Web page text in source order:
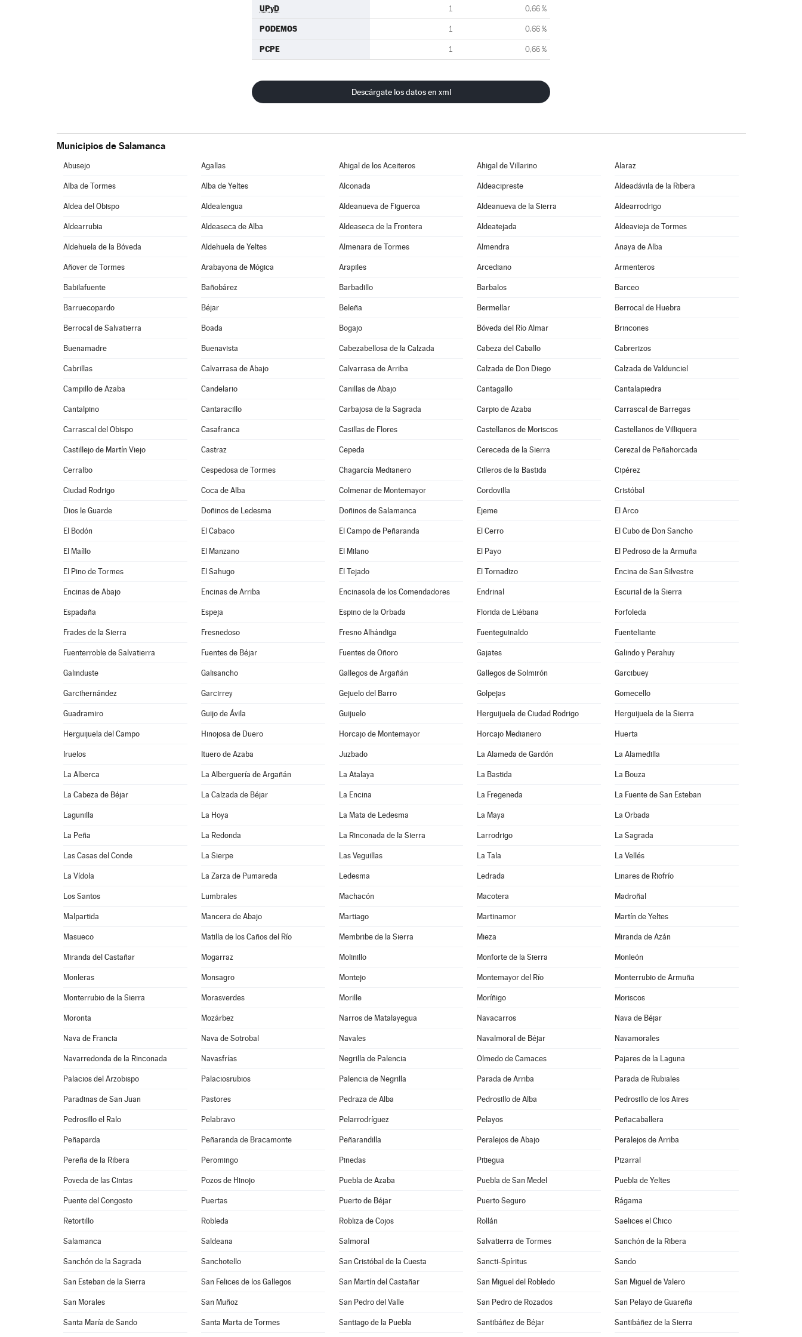
UPyD 1 0,66 %
PODEMOS 1 0,66 %
PCPE 1 0,66 %
Descárgate los datos en xml
Municipios de Salamanca
Abusejo Agallas Ahigal de los Aceiteros Ahigal de Villarino Alaraz
Alba de Tormes Alba de Yeltes Alconada Aldeacipreste Aldeadávila de la Ribera
Aldea del Obispo Aldealengua Aldeanueva de Figueroa Aldeanueva de la Sierra Aldearrodrigo
Aldearrubia Aldeaseca de Alba Aldeaseca de la Frontera Aldeatejada Aldeavieja de Tormes
Aldehuela de la Bóveda Aldehuela de Yeltes Almenara de Tormes Almendra Anaya de Alba
Añover de Tormes Arabayona de Mógica Arapiles Arcediano Armenteros
Babilafuente Bañobárez Barbadillo Barbalos Barceo
Barruecopardo Béjar Beleña Bermellar Berrocal de Huebra
Berrocal de Salvatierra Boada Bogajo Bóveda del Río Almar Brincones
Buenamadre Buenavista Cabezabellosa de la Calzada Cabeza del Caballo Cabrerizos
Cabrillas Calvarrasa de Abajo Calvarrasa de Arriba Calzada de Don Diego Calzada de Valdunciel
Campillo de Azaba Candelario Canillas de Abajo Cantagallo Cantalapiedra
Cantalpino Cantaracillo Carbajosa de la Sagrada Carpio de Azaba Carrascal de Barregas
Carrascal del Obispo Casafranca Casillas de Flores Castellanos de Moriscos Castellanos de Villiquera
Castillejo de Martín Viejo Castraz Cepeda Cereceda de la Sierra Cerezal de Peñahorcada
Cerralbo Cespedosa de Tormes Chagarcía Medianero Cilleros de la Bastida Cipérez
Ciudad Rodrigo Coca de Alba Colmenar de Montemayor Cordovilla Cristóbal
Dios le Guarde Doñinos de Ledesma Doñinos de Salamanca Ejeme El Arco
El Bodón El Cabaco El Campo de Peñaranda El Cerro El Cubo de Don Sancho
El Maíllo El Manzano El Milano El Payo El Pedroso de la Armuña
El Pino de Tormes El Sahugo El Tejado El Tornadizo Encina de San Silvestre
Encinas de Abajo Encinas de Arriba Encinasola de los Comendadores Endrinal Escurial de la Sierra
Espadaña Espeja Espino de la Orbada Florida de Liébana Forfoleda
Frades de la Sierra Fresnedoso Fresno Alhándiga Fuenteguinaldo Fuenteliante
Fuenterroble de Salvatierra Fuentes de Béjar Fuentes de Oñoro Gajates Galindo y Perahuy
Galinduste Galisancho Gallegos de Argañán Gallegos de Solmirón Garcibuey
Garcihernández Garcirrey Gejuelo del Barro Golpejas Gomecello
Guadramiro Guijo de Ávila Guijuelo Herguijuela de Ciudad Rodrigo Herguijuela de la Sierra
Herguijuela del Campo Hinojosa de Duero Horcajo de Montemayor Horcajo Medianero Huerta
Iruelos Ituero de Azaba Juzbado La Alameda de Gardón La Alamedilla
La Alberca La Alberguería de Argañán La Atalaya La Bastida La Bouza
La Cabeza de Béjar La Calzada de Béjar La Encina La Fregeneda La Fuente de San Esteban
Lagunilla La Hoya La Mata de Ledesma La Maya La Orbada
La Peña La Redonda La Rinconada de la Sierra Larrodrigo La Sagrada
Las Casas del Conde La Sierpe Las Veguillas La Tala La Vellés
La Vídola La Zarza de Pumareda Ledesma Ledrada Linares de Riofrío
Los Santos Lumbrales Machacón Macotera Madroñal
Malpartida Mancera de Abajo Martiago Martinamor Martín de Yeltes
Masueco Matilla de los Caños del Río Membribe de la Sierra Mieza Miranda de Azán
Miranda del Castañar Mogarraz Molinillo Monforte de la Sierra Monleón
Monleras Monsagro Montejo Montemayor del Río Monterrubio de Armuña
Monterrubio de la Sierra Morasverdes Morille Moríñigo Moriscos
Moronta Mozárbez Narros de Matalayegua Navacarros Nava de Béjar
Nava de Francia Nava de Sotrobal Navales Navalmoral de Béjar Navamorales
Navarredonda de la Rinconada Navasfrías Negrilla de Palencia Olmedo de Camaces Pajares de la Laguna
Palacios del Arzobispo Palaciosrubios Palencia de Negrilla Parada de Arriba Parada de Rubiales
Paradinas de San Juan Pastores Pedraza de Alba Pedrosillo de Alba Pedrosillo de los Aires
Pedrosillo el Ralo Pelabravo Pelarrodríguez Pelayos Peñacaballera
Peñaparda Peñaranda de Bracamonte Peñarandilla Peralejos de Abajo Peralejos de Arriba
Pereña de la Ribera Peromingo Pinedas Pitiegua Pizarral
Poveda de las Cintas Pozos de Hinojo Puebla de Azaba Puebla de San Medel Puebla de Yeltes
Puente del Congosto Puertas Puerto de Béjar Puerto Seguro Rágama
Retortillo Robleda Robliza de Cojos Rollán Saelices el Chico
Salamanca Saldeana Salmoral Salvatierra de Tormes Sanchón de la Ribera
Sanchón de la Sagrada Sanchotello San Cristóbal de la Cuesta Sancti-Spíritus Sando
San Esteban de la Sierra San Felices de los Gallegos San Martín del Castañar San Miguel del Robledo San Miguel de Valero
San Morales San Muñoz San Pedro del Valle San Pedro de Rozados San Pelayo de Guareña
Santa María de Sando Santa Marta de Tormes Santiago de la Puebla Santibáñez de Béjar Santibáñez de la Sierra